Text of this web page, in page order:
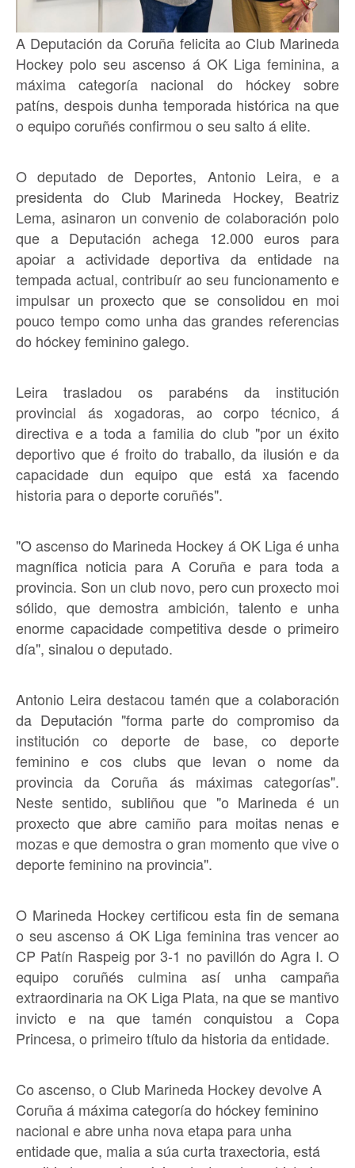
A Deputación da Coruña felicita ao Club Marineda
Hockey polo seu ascenso á OK Liga feminina, a
máxima categoría nacional do hóckey sobre
patíns, despois dunha temporada histórica na que
o equipo coruñés confirmou o seu salto á elite.
O deputado de Deportes, Antonio Leira, e a
presidenta do Club Marineda Hockey, Beatriz
Lema, asinaron un convenio de colaboración polo
que a Deputación achega 12.000 euros para
apoiar a actividade deportiva da entidade na
tempada actual, contribuír ao seu funcionamento e
impulsar un proxecto que se consolidou en moi
pouco tempo como unha das grandes referencias
do hóckey feminino galego.
Leira trasladou os parabéns da institución
provincial ás xogadoras, ao corpo técnico, á
directiva e a toda a familia do club "por un éxito
deportivo que é froito do traballo, da ilusión e da
capacidade dun equipo que está xa facendo
historia para o deporte coruñés".
"O ascenso do Marineda Hockey á OK Liga é unha
magnífica noticia para A Coruña e para toda a
provincia. Son un club novo, pero cun proxecto moi
sólido, que demostra ambición, talento e unha
enorme capacidade competitiva desde o primeiro
día", sinalou o deputado.
Antonio Leira destacou tamén que a colaboración
da Deputación "forma parte do compromiso da
institución co deporte de base, co deporte
feminino e cos clubs que levan o nome da
provincia da Coruña ás máximas categorías".
Neste sentido, subliñou que "o Marineda é un
proxecto que abre camiño para moitas nenas e
mozas e que demostra o gran momento que vive o
deporte feminino na provincia".
O Marineda Hockey certificou esta fin de semana
o seu ascenso á OK Liga feminina tras vencer ao
CP Patín Raspeig por 3-1 no pavillón do Agra I. O
equipo coruñés culmina así unha campaña
extraordinaria na OK Liga Plata, na que se mantivo
invicto e na que tamén conquistou a Copa
Princesa, o primeiro título da historia da entidade.
Co ascenso, o Club Marineda Hockey devolve A
Coruña á máxima categoría do hóckey feminino
nacional e abre unha nova etapa para unha
entidade que, malia a súa curta traxectoria, está